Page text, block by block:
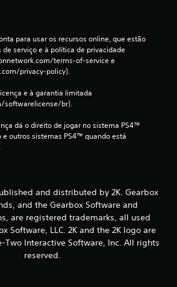
a
s
para usar os recursos online, que estão
serviço e à política de privacidade
terms-of-service e
privacy-policy).
e à garantia limitada
softwarelicense/br).
dá o direito de jogar no sistema PS4™
e outros sistemas PS4™ quando está
and distributed by 2K. Gearbox
and the Gearbox Software and
are registered trademarks, all used
Software, LLC. 2K and the 2K logo are
Two Interactive Software, Inc. All rights
reserved.